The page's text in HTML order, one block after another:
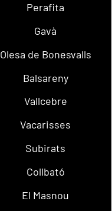
Perafita
Gavà
Olesa de Bonesvalls
Balsareny
Vallcebre
Vacarisses
Subirats
Collbató
El Masnou